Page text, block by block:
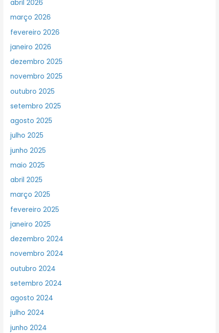
abril 2026
março 2026
fevereiro 2026
janeiro 2026
dezembro 2025
novembro 2025
outubro 2025
setembro 2025
agosto 2025
julho 2025
junho 2025
maio 2025
abril 2025
março 2025
fevereiro 2025
janeiro 2025
dezembro 2024
novembro 2024
outubro 2024
setembro 2024
agosto 2024
julho 2024
junho 2024